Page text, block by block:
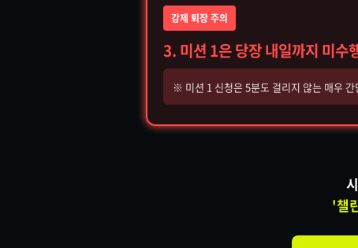
강제 퇴장 주의
3. 미션 1은 당장 내일까지 미수
※ 미션 1 신청은 5분도 걸리지 않는 매우 간
'챌